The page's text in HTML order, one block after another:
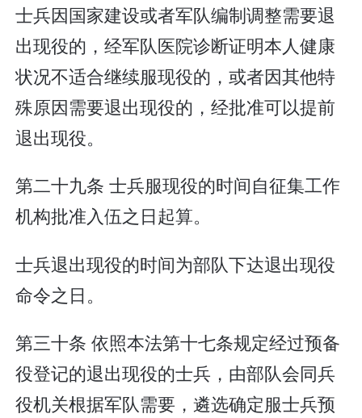
士兵因国家建设或者军队编制调整需要退
出现役的，经军队医院诊断证明本人健康
状况不适合继续服现役的，或者因其他特
殊原因需要退出现役的，经批准可以提前
退出现役。
第二十九条 士兵服现役的时间自征集工作
机构批准入伍之日起算。
士兵退出现役的时间为部队下达退出现役
命令之日。
第三十条 依照本法第十七条规定经过预备
役登记的退出现役的士兵，由部队会同兵
役机关根据军队需要，遴选确定服士兵预